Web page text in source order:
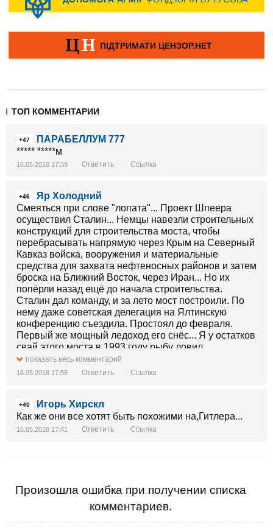
ТОП КОММЕНТАРИИ
+47
ПАРАБЕЛЛУМ 777
***** *****м
16.05.2018 17:39 Ответить Ссылка
+46
Яр Холодний
Смеяться при слове "лопата"... Проект Шпеера
осуществил Сталин... Немцы навезли строительных
конструкций для строительства моста, чтобы
перебрасывать напрямую через Крым на Северный
Кавказ войска, вооружения и материальные
средства для захвата нефтеносных районов и затем
броска на Ближний Восток, через Иран... Но их
попёрли назад ещё до начала строительства.
Сталин дал команду, и за лето мост построили. По
нему даже советская делегация на Ялтинскую
конференцию съездила. Простоял до февраля.
Первый же мощный ледоход его снёс... Я у остатков
свай этого моста в 1993 году рыбу ловил...
Наши дети и внуки будут рыбачить у остатков свай
"моста Путина"...
показать весь комментарий
16.05.2018 17:55 Ответить Ссылка
+40
Игорь Хирскл
Как же они все хотят быть похожими на,Гитлера...
16.05.2018 17:41 Ответить Ссылка
Произошла ошибка при получении списка
комментариев.